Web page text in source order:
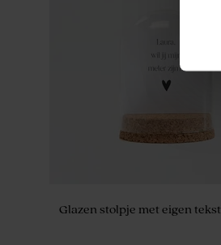
Glazen stolpje met eigen tekst